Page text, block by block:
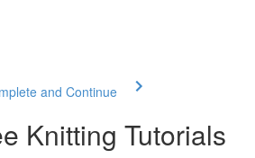
and Continue
Knitting Tutorials